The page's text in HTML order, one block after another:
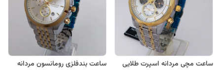
ساعت مچی مردانه اسپرت طلایی
ساعت بندفلزی رومانسون مردانه